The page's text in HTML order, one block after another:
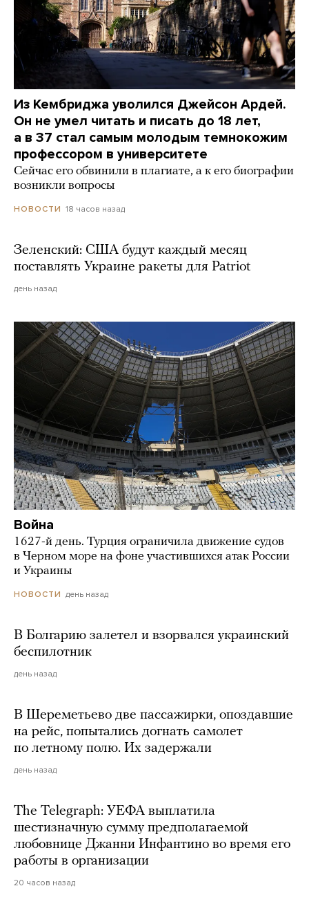
Из Кембриджа уволился Джейсон Ардей.
Он не умел читать и писать до 18 лет,
а в 37 стал самым молодым темнокожим
профессором в университете
Сейчас его обвинили в плагиате, а к его биографии
возникли вопросы
НОВОСТИ 18 часов назад
Зеленский: США будут каждый месяц
поставлять Украине ракеты для Patriot
день назад
Война
1627-й день. Турция ограничила движение судов
в Черном море на фоне участившихся атак России
и Украины
НОВОСТИ день назад
В Болгарию залетел и взорвался украинский
беспилотник
день назад
В Шереметьево две пассажирки, опоздавшие
на рейс, попытались догнать самолет
по летному полю. Их задержали
день назад
The Telegraph: УЕФА выплатила
шестизначную сумму предполагаемой
любовнице Джанни Инфантино во время его
работы в организации
20 часов назад